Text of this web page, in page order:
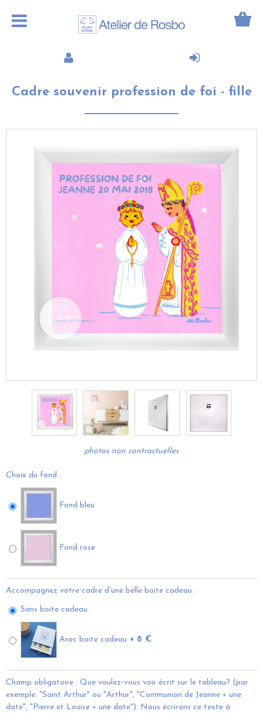
Cadre souvenir profession de foi - fille
photos non contractuelles
Choix du fond :
Fond bleu
Fond rose
Accompagnez votre cadre d'une belle boite cadeau :
Sans boite cadeau
Avec boite cadeau + 8 €
Champ obligatoire : Que voulez-vous voir écrit sur le tableau? (par
exemple: "Saint Arthur" ou "Arthur", "Communion de Jeanne + une
date", "Pierre et Louise + une date"). Nous écrirons ce texte à